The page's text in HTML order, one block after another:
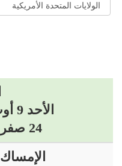
الأحد 9 أوت 2026 ميلادي
24 صفر 1448 هجري
الإمساك